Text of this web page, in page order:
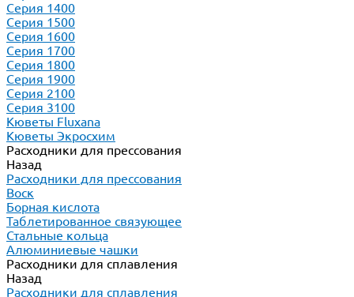
Серия 1400
Серия 1500
Серия 1600
Серия 1700
Серия 1800
Серия 1900
Серия 2100
Серия 3100
Кюветы Fluxana
Кюветы Экросхим
Расходники для прессования
Назад
Расходники для прессования
Воск
Борная кислота
Таблетированное связующее
Стальные кольца
Алюминиевые чашки
Расходники для сплавления
Назад
Расходники для сплавления